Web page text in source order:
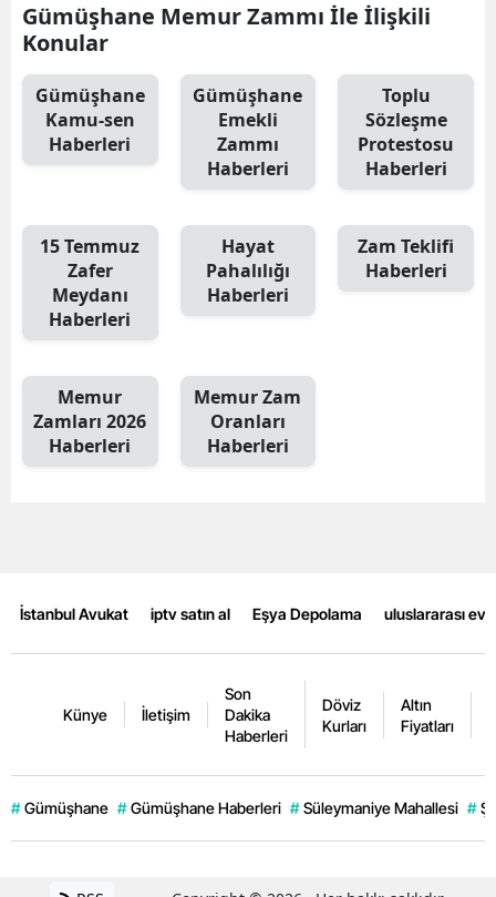
İzmir
Kars
Kastamonu
Kayseri
Kırşehir
Kocaeli
Kütahya
Malatya
Muğla
Muş
Nevşehir
Niğde
Ordu
Rize
Sakarya
Gümüşhane Memur Zammı İle İlişkili
Konular
Gümüşhane
Kamu-sen
Haberleri
Gümüşhane
Emekli
Zammı
Haberleri
Toplu
Sözleşme
Protestosu
Haberleri
15 Temmuz
Zafer
Meydanı
Haberleri
Hayat
Pahalılığı
Haberleri
Zam Teklifi
Haberleri
Memur
Zamları 2026
Haberleri
Memur Zam
Oranları
Haberleri
İstanbul Avukat iptv satın al Eşya Depolama uluslararası
Künye İletişim
Son
Dakika
Haberleri
Döviz
Kurları
Altın
Fiyatları
# Gümüşhane # Gümüşhane Haberleri # Süleymaniye Mahallesi #